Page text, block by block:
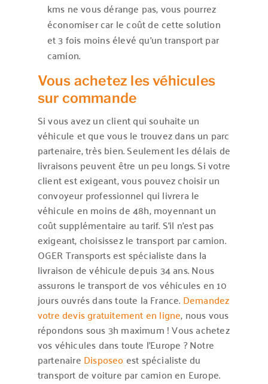
kms ne vous dérange pas, vous pourrez
économiser car le coût de cette solution
et 3 fois moins élevé qu’un transport par
camion.
Vous achetez les véhicules
sur commande
Si vous avez un client qui souhaite un
véhicule et que vous le trouvez dans un parc
partenaire, très bien. Seulement les délais de
livraisons peuvent être un peu longs. Si votre
client est exigeant, vous pouvez choisir un
convoyeur professionnel qui livrera le
véhicule en moins de 48h, moyennant un
coût supplémentaire au tarif. S’il n’est pas
exigeant, choisissez le transport par camion.
OGER Transports est spécialiste dans la
livraison de véhicule depuis 34 ans. Nous
assurons le transport de vos véhicules en 10
jours ouvrés dans toute la France. Demandez
votre devis gratuitement en ligne, nous vous
répondons sous 3h maximum ! Vous achetez
vos véhicules dans toute l’Europe ? Notre
partenaire Disposeoest spécialiste du
transport de voiture par camion en Europe.